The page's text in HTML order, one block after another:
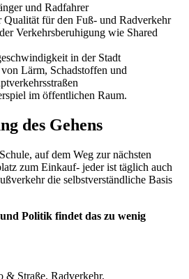
und Radfahrer
Qualität für den Fuß- und Radverkehr
Verkehrsberuhigung wie Shared
in der Stadt
Lärm, Schadstoffen und
im öffentlichen Raum.
des Gehens
auf dem Weg zur nächsten
zum Einkauf- jeder ist täglich auch
die selbstverständliche Basis
Politik findet das zu wenig
& Straße, Radverkehr,